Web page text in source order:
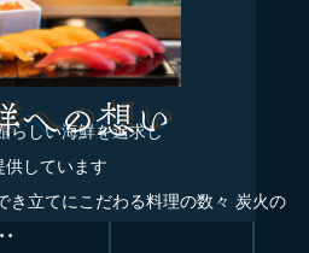
らしい海鮮を追求し
供しています
き立てにこだわる料理の数々 炭火の